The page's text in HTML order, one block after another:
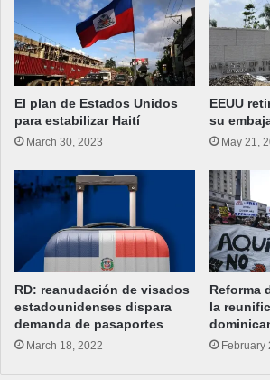
El plan de Estados Unidos
para estabilizar Haití
March 30, 2023
EEUU
su
May 21,
RD: reanudación de visados
estadounidenses dispara
demanda de pasaportes
March 18, 2022
Reforma
la
February